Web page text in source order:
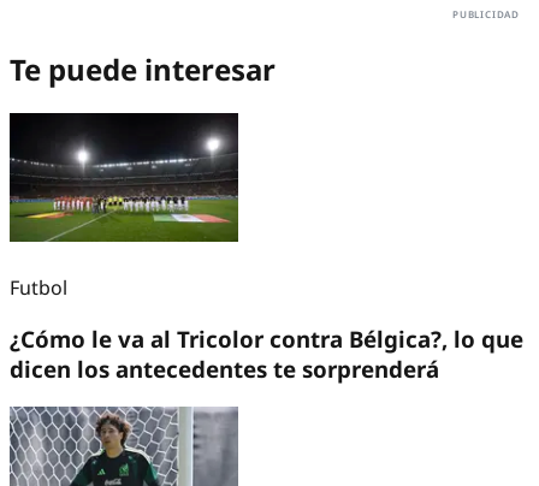
Te puede interesar
Futbol
¿Cómo le va al Tricolor contra Bélgica?, lo que
dicen los antecedentes te sorprenderá